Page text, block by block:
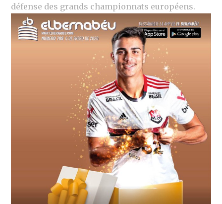
défense des grands championnats européens.